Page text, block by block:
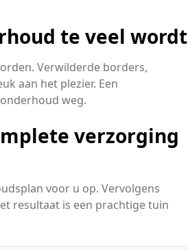
te veel wordt
Verwilderde borders,
aan het plezier. Een
weg.
verzorging
voor u op. Vervolgens
resultaat is een prachtige tuin